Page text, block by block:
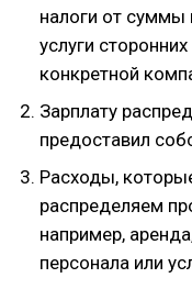
налоги от суммы
услуги
конкретной
Зарплату
предоставил
Расходы,
распределяем
например,
персонала или